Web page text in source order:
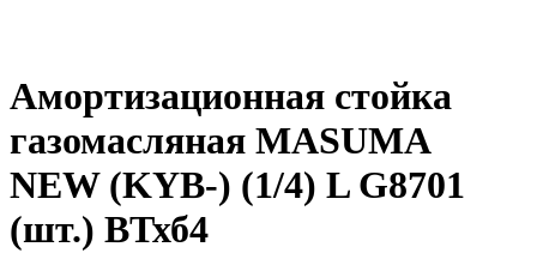
Амортизационная стойка
газомасляная MASUMA
NEW (KYB-) (1/4) L G8701
(шт.) ВТхб4